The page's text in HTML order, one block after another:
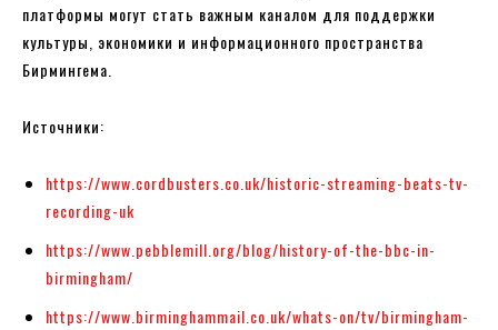
платформы могут стать важным каналом для поддержки
культуры, экономики и информационного пространства
Бирмингема.
Источники:
https://www.cordbusters.co.uk/historic-streaming-beats-tv-
recording-uk
https://www.pebblemill.org/blog/history-of-the-bbc-in-
birmingham/
https://www.birminghammail.co.uk/whats-on/tv/birmingham-